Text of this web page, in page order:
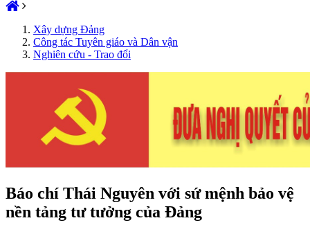
Xây dựng Đảng
Công tác Tuyên giáo và Dân vận
Nghiên cứu - Trao đổi
Báo chí Thái Nguyên với sứ mệnh bảo vệ
nền tảng tư tưởng của Đảng